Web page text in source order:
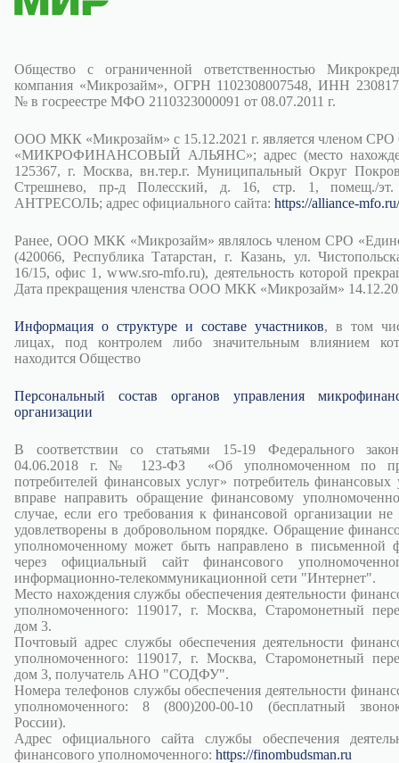
Общество с ограниченной ответственностью
компания «Микрозайм», ОГРН 1102308007548, ИНН
№ в госреестре МФО 2110323000091 от 08.07.2011 г.
ООО МКК «Микрозайм» с 15.12.2021 г. является членом
«МИКРОФИНАНСОВЫЙ АЛЬЯНС»; адрес (место
125367, г. Москва, вн.тер.г. Муниципальный Округ
Стрешнево, пр-д Полесский, д. 16, стр. 1, помещ./
АНТРЕСОЛЬ; адрес официального сайта: https://alliance-mfo.ru/
Ранее, ООО МКК «Микрозайм» являлось членом СРО
(420066, Республика Татарстан, г. Казань, ул.
16/15, офис 1, www.sro-mfo.ru), деятельность которой
Дата прекращения членства ООО МКК «Микрозайм»
Информация о структуре и составе участников, в том
лицах, под контролем либо значительным влиянием
находится Общество
Персональный состав органов управления
организации
В соответствии со статьями 15-19 Федерального
04.06.2018 г. № 123-ФЗ «Об уполномоченном по
потребителей финансовых услуг» потребитель финансовых
вправе направить обращение финансовому
случае, если его требования к финансовой организации
удовлетворены в добровольном порядке. Обращение
уполномоченному может быть направлено в письменной
через официальный сайт финансового
информационно-телекоммуникационной сети "Интернет".
Место нахождения службы обеспечения деятельности
уполномоченного: 119017, г. Москва, Старомонетный
дом 3.
Почтовый адрес службы обеспечения деятельности
уполномоченного: 119017, г. Москва, Старомонетный
дом 3, получатель АНО "СОДФУ".
Номера телефонов службы обеспечения деятельности
уполномоченного: 8 (800)200-00-10 (бесплатный
России).
Адрес официального сайта службы обеспечения
финансового уполномоченного: https://finombudsman.ru